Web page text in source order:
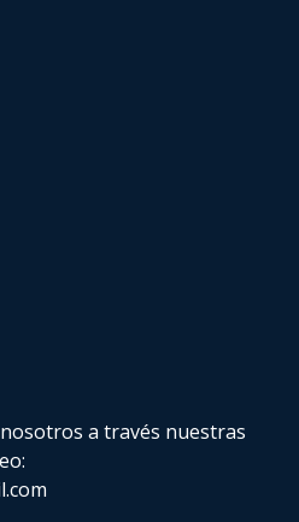
a través nuestras